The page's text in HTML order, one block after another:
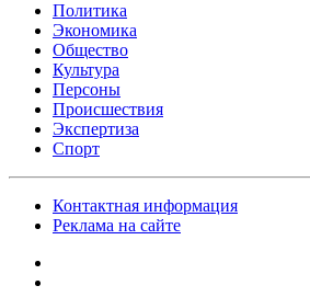
Политика
Экономика
Общество
Культура
Персоны
Происшествия
Экспертиза
Спорт
Контактная информация
Реклама на сайте